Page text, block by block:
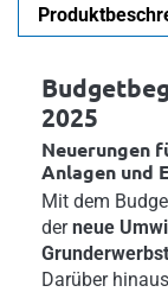
2025
Neuerungen
Anlagen und
Mit dem
derneue
Darüber